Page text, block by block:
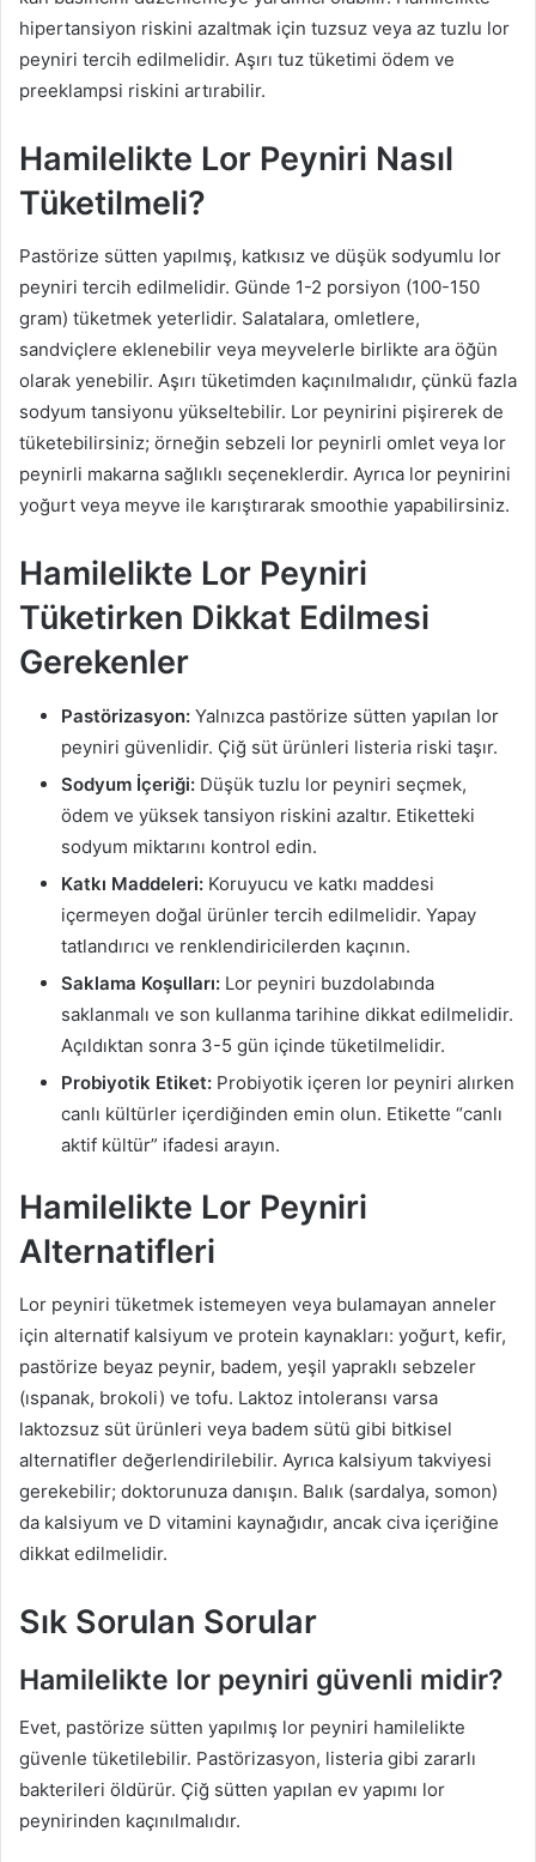
hipertansiyon riskini azaltmak için tuzsuz veya az tuzlu lor
peyniri tercih edilmelidir. Aşırı tuz tüketimi ödem ve
preeklampsi riskini artırabilir.
Hamilelikte Lor Peyniri Nasıl
Tüketilmeli?
Pastörize sütten yapılmış, katkısız ve düşük sodyumlu lor
peyniri tercih edilmelidir. Günde 1-2 porsiyon (100-150
gram) tüketmek yeterlidir. Salatalara, omletlere,
sandviçlere eklenebilir veya meyvelerle birlikte ara öğün
olarak yenebilir. Aşırı tüketimden kaçınılmalıdır, çünkü fazla
sodyum tansiyonu yükseltebilir. Lor peynirini pişirerek de
tüketebilirsiniz; örneğin sebzeli lor peynirli omlet veya lor
peynirli makarna sağlıklı seçeneklerdir. Ayrıca lor peynirini
yoğurt veya meyve ile karıştırarak smoothie yapabilirsiniz.
Hamilelikte Lor Peyniri
Tüketirken Dikkat Edilmesi
Gerekenler
Pastörizasyon: Yalnızca pastörize sütten yapılan lor
peyniri güvenlidir. Çiğ süt ürünleri listeria riski taşır.
Sodyum İçeriği: Düşük tuzlu lor peyniri seçmek,
ödem ve yüksek tansiyon riskini azaltır. Etiketteki
sodyum miktarını kontrol edin.
Katkı Maddeleri: Koruyucu ve katkı maddesi
içermeyen doğal ürünler tercih edilmelidir. Yapay
tatlandırıcı ve renklendiricilerden kaçının.
Saklama Koşulları: Lor peyniri buzdolabında
saklanmalı ve son kullanma tarihine dikkat edilmelidir.
Açıldıktan sonra 3-5 gün içinde tüketilmelidir.
Probiyotik Etiket: Probiyotik içeren lor peyniri alırken
canlı kültürler içerdiğinden emin olun. Etikette “canlı
aktif kültür” ifadesi arayın.
Hamilelikte Lor Peyniri
Alternatifleri
Lor peyniri tüketmek istemeyen veya bulamayan anneler
için alternatif kalsiyum ve protein kaynakları: yoğurt, kefir,
pastörize beyaz peynir, badem, yeşil yapraklı sebzeler
(ıspanak, brokoli) ve tofu. Laktoz intoleransı varsa
laktozsuz süt ürünleri veya badem sütü gibi bitkisel
alternatifler değerlendirilebilir. Ayrıca kalsiyum takviyesi
gerekebilir; doktorunuza danışın. Balık (sardalya, somon)
da kalsiyum ve D vitamini kaynağıdır, ancak civa içeriğine
dikkat edilmelidir.
Sık Sorulan Sorular
Hamilelikte lor peyniri güvenli midir?
Evet, pastörize sütten yapılmış lor peyniri hamilelikte
güvenle tüketilebilir. Pastörizasyon, listeria gibi zararlı
bakterileri öldürür. Çiğ sütten yapılan ev yapımı lor
peynirinden kaçınılmalıdır.